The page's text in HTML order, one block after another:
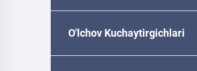
O'lchov Kuchaytirgichlari